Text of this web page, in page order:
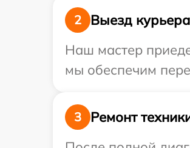
2
Выезд
Наш мастер
мы обеспечим
3
Ремонт